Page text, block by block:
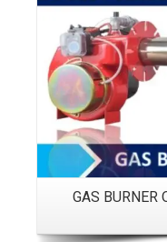
GAS BURNER